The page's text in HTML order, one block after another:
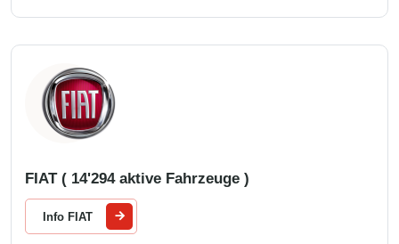
FIAT ( 14'294 aktive Fahrzeuge )
Info FIAT